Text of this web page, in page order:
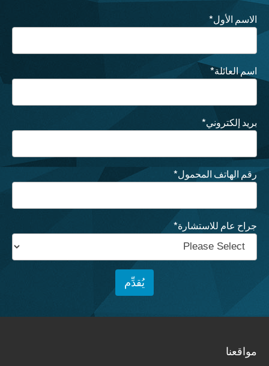
الاسم الأول*
اسم العائلة*
بريد إلكتروني*
رقم الهاتف المحمول*
جراح عام للاستشارة*
مواقعنا